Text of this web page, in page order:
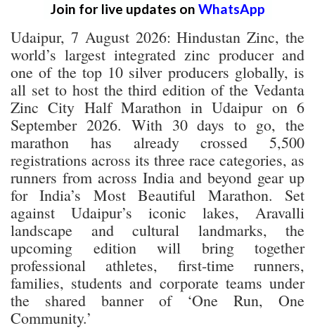
Join for live updates on WhatsApp
Udaipur, 7 August 2026: Hindustan Zinc, the
world’s largest integrated zinc producer and
one of the top 10 silver producers globally, is
all set to host the third edition of the Vedanta
Zinc City Half Marathon in Udaipur on 6
September 2026. With 30 days to go, the
marathon has already crossed 5,500
registrations across its three race categories, as
runners from across India and beyond gear up
for India’s Most Beautiful Marathon. Set
against Udaipur’s iconic lakes, Aravalli
landscape and cultural landmarks, the
upcoming edition will bring together
professional athletes, first-time runners,
families, students and corporate teams under
the shared banner of ‘One Run, One
Community.’